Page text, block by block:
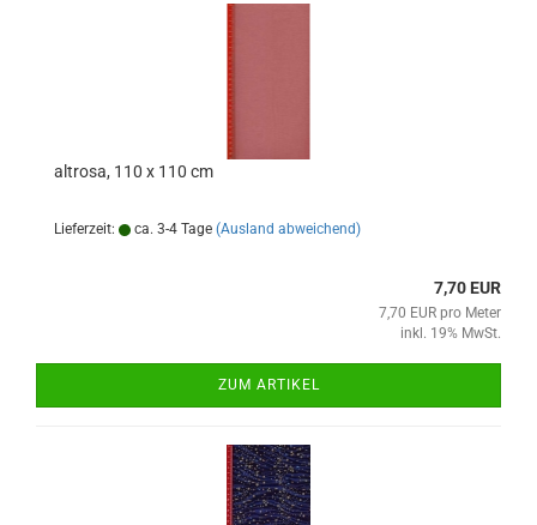
altrosa, 110 x 110 cm
Lieferzeit: ca. 3-4 Tage (Ausland abweichend)
7,70 EUR
7,70 EUR pro Meter
inkl. 19% MwSt.
ZUM ARTIKEL